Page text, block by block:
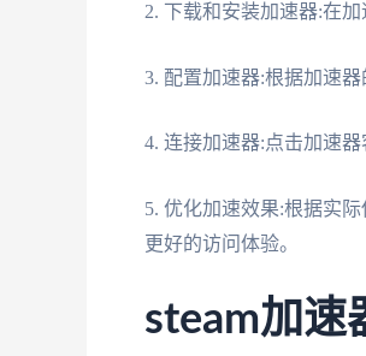
2. 下载和安装加速器:在
3. 配置加速器:根据加速
4. 连接加速器:点击加速
5. 优化加速效果:根据实
更好的访问体验。
steam加速